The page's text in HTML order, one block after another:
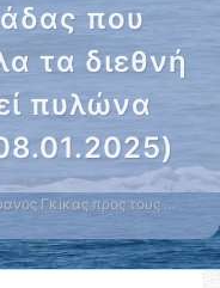
που
τα διεθνή
πυλώνα
Γκίκας προς τους …